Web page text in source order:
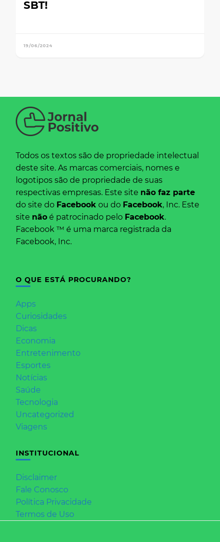
SBT!
19/06/2024
Todos os textos são de propriedade intelectual
deste site. As marcas comerciais, nomes e
logotipos são de propriedade de suas
respectivas empresas. Este site não faz parte
do site do Facebook ou do Facebook, Inc. Este
site não é patrocinado pelo Facebook.
Facebook ™ é uma marca registrada da
Facebook, Inc.
O QUE ESTÁ PROCURANDO?
Apps
Curiosidades
Dicas
Economia
Entretenimento
Esportes
Notícias
Saúde
Tecnologia
Uncategorized
Viagens
INSTITUCIONAL
Disclaimer
Fale Conosco
Política Privacidade
Termos de Uso